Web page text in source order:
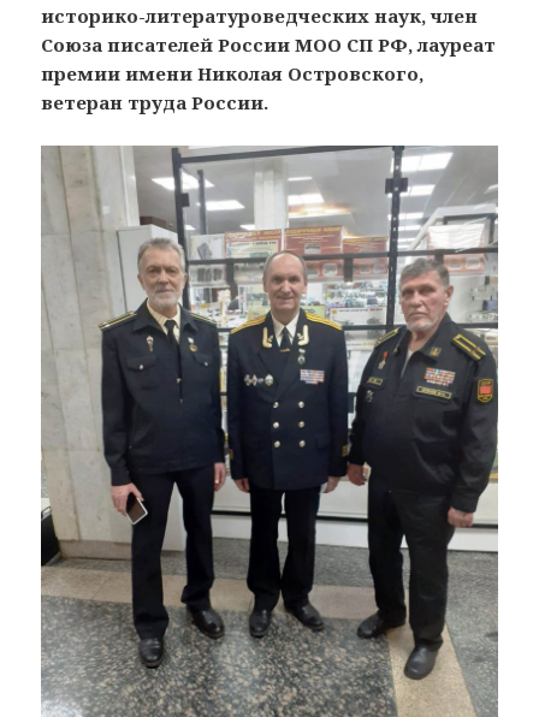
историко-литературоведческих наук, член
Союза писателей России МОО СП РФ, лауреат
премии имени Николая Островского,
ветеран труда России.